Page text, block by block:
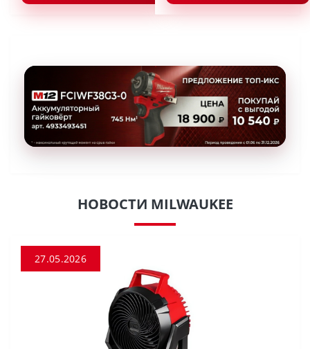
НОВОСТИ MILWAUKEE
27.05.2026